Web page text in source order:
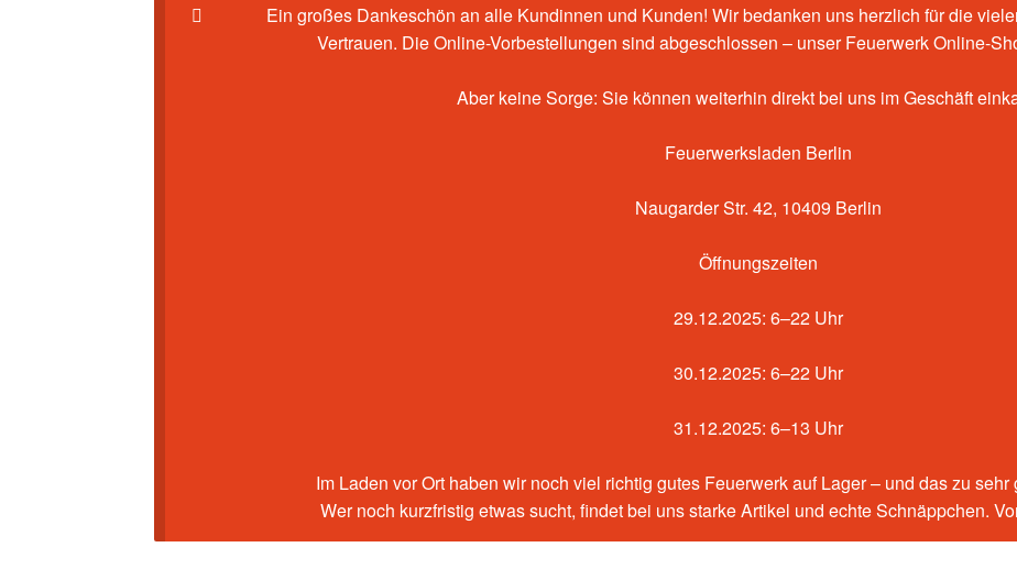
Ein großes Dankeschön an alle Kundinnen und Kunden! Wir bedanken uns herzlich für die
Vertrauen. Die Online-Vorbestellungen sind abgeschlossen – unser Feuerwerk Online-
Aber keine Sorge: Sie können weiterhin direkt bei uns im Geschäft
Feuerwerksladen Berlin
Naugarder Str. 42, 10409 Berlin
Öffnungszeiten
29.12.2025: 6–22 Uhr
30.12.2025: 6–22 Uhr
31.12.2025: 6–13 Uhr
Im Laden vor Ort haben wir noch viel richtig gutes Feuerwerk auf Lager – und das zu
Wer noch kurzfristig etwas sucht, findet bei uns starke Artikel und echte Schnäppchen.